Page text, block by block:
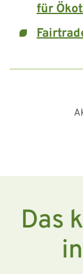
für
Das